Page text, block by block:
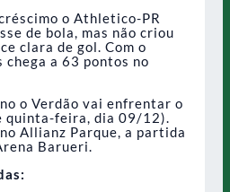
o Athletico-PR
de bola, mas não criou
clara de gol. Com o
chega a 63 pontos no
o Verdão vai enfrentar o
quinta-feira, dia 09/12).
Allianz Parque, a partida
Barueri.